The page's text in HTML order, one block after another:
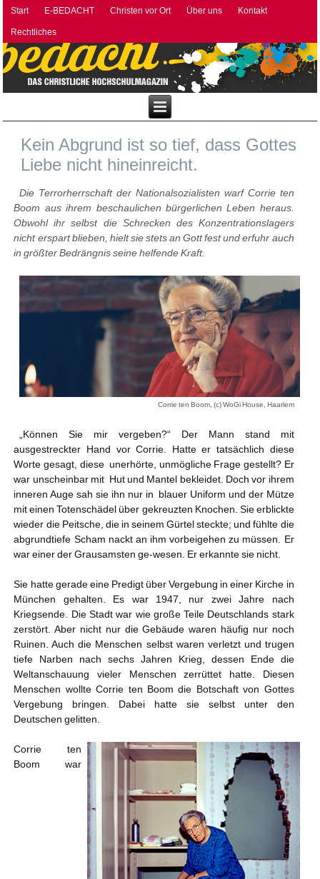
Start E-BEDACHT Christen vor Ort Über uns Kontakt
Rechtliches
Kein Abgrund ist so tief, dass Gottes
Liebe nicht hineinreicht.
Die Terrorherrschaft der Nationalsozialisten warf Corrie ten
Boom aus ihrem beschaulichen bürgerlichen Leben heraus.
Obwohl ihr selbst die Schrecken des Konzentrationslagers
nicht erspart blieben, hielt sie stets an Gott fest und erfuhr auch
in größter Bedrängnis seine helfende Kraft.
Corrie ten Boom, (c) WoGi House, Haarlem
„Können Sie mir vergeben?“ Der Mann stand mit
ausgestreckter Hand vor Corrie. Hatte er tatsächlich diese
Worte gesagt, diese unerhörte, unmögliche Frage gestellt? Er
war unscheinbar mit Hut und Mantel bekleidet. Doch vor ihrem
inneren Auge sah sie ihn nur in blauer Uniform und der Mütze
mit einen Totenschädel über gekreuzten Knochen. Sie erblickte
wieder die Peitsche, die in seinem Gürtel steckte; und fühlte die
abgrundtiefe Scham nackt an ihm vorbeigehen zu müssen. Er
war einer der Grausamsten ge-wesen. Er erkannte sie nicht.
Sie hatte gerade eine Predigt über Vergebung in einer Kirche in
München gehalten. Es war 1947, nur zwei Jahre nach
Kriegsende. Die Stadt war wie große Teile Deutschlands stark
zerstört. Aber nicht nur die Gebäude waren häufig nur noch
Ruinen. Auch die Menschen selbst waren verletzt und trugen
tiefe Narben nach sechs Jahren Krieg, dessen Ende die
Weltanschauung vieler Menschen zerrüttet hatte. Diesen
Menschen wollte Corrie ten Boom die Botschaft von Gottes
Vergebung bringen. Dabei hatte sie selbst unter den
Deutschen gelitten.
Corrie ten
Boom war